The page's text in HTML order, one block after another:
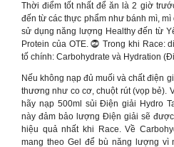
Thời điểm tốt nhất để ăn là 2 giờ
đến từ các thực phẩm như bánh mì,
sử dụng năng lượng Healthy đến từ
Protein của OTE. ⓶ Trong khi Race:
tố chính: Carbohydrate và Hydration
Nếu không nạp đủ muối và chất điện
thương như co cơ, chuột rút (vọp bẻ).
hãy nạp 500ml sủi Điện giải Hydro
này đảm bảo lượng Điện giải sẽ
hiệu quả nhất khi Race. Về
mang theo Gel để bù năng lượng vì